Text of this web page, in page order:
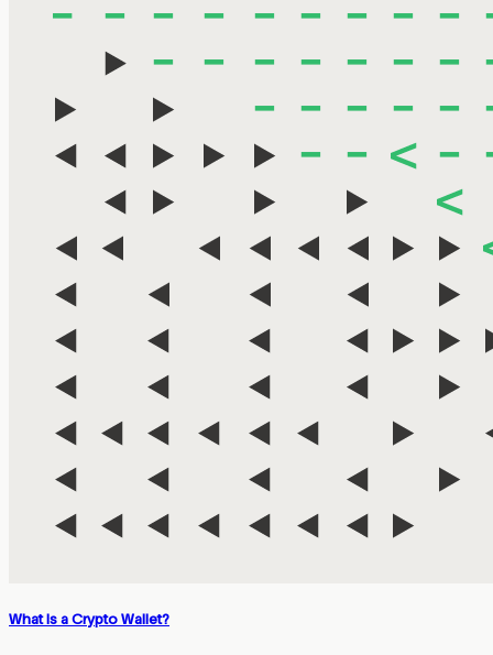
What Is a Crypto Wallet?